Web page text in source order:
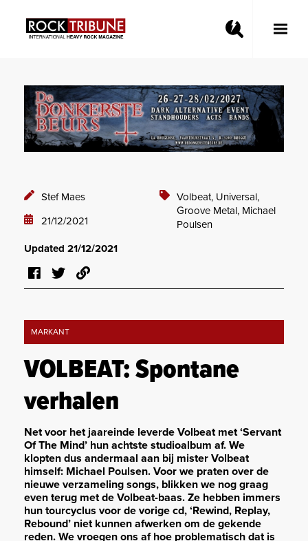
Toggle
Stef Maes
21/12/2021
Volbeat, Universal,
Groove Metal, Michael
Poulsen
Updated 21/12/2021
MARKANT
VOLBEAT: Spontane
verhalen
Net voor het jaareinde leverde Volbeat met ‘Servant
Of The Mind’ hun achtste studioalbum af. We
klopten dus andermaal aan bij mister Volbeat
himself: Michael Poulsen. Voor we praten over de
nieuwe verzameling songs, blikken we nog graag
even terug met de Volbeat-baas. Ze hebben immers
hun tourcyclus voor de vorige cd, ‘Rewind, Replay,
Rebound’ niet kunnen afwerken om de gekende
reden. We vroegen ons af hoe problematisch dat is